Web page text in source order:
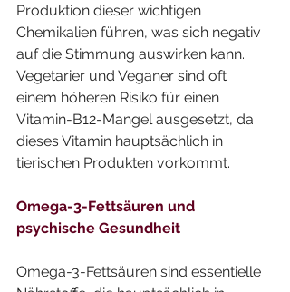
Produktion dieser wichtigen
Chemikalien führen, was sich negativ
auf die Stimmung auswirken kann.
Vegetarier und Veganer sind oft
einem höheren Risiko für einen
Vitamin-B12-Mangel ausgesetzt, da
dieses Vitamin hauptsächlich in
tierischen Produkten vorkommt.
Omega-3-Fettsäuren und
psychische Gesundheit
Omega-3-Fettsäuren sind essentielle